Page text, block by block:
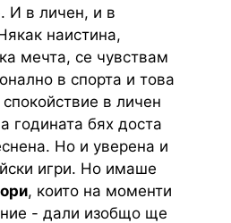
И в личен, и в
наистина,
мечта, се чувствам
в спорта и това
в личен
годината бях доста
Но и уверена и
игри. Но имаше
, които на моменти
- дали изобщо ще